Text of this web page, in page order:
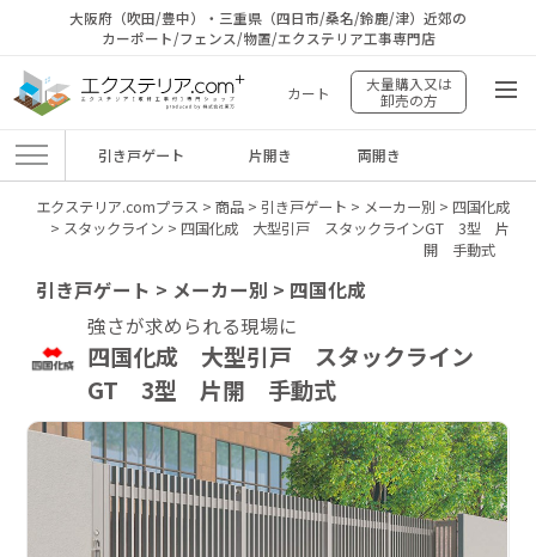
大阪府（吹田/豊中）・三重県（四日市/桑名/鈴鹿/津）近郊の
カーポート/フェンス/物置/エクステリア工事専門店
カート
大量購入又は
卸売の方
引き戸ゲート 片開き 両開き
エクステリア.comプラス > 商品> 引き戸ゲート > メーカー別 > 四国化成
> スタックライン > 四国化成 大型引戸 スタックラインGT 3型 片
開 手動式
引き戸ゲート > メーカー別 > 四国化成
強さが求められる現場に
四国化成 大型引戸 スタックライン
GT 3型 片開 手動式